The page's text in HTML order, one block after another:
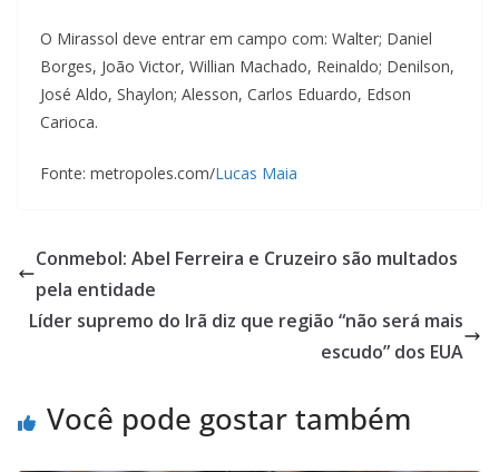
O Mirassol deve entrar em campo com: Walter; Daniel
Borges, João Victor, Willian Machado, Reinaldo; Denilson,
José Aldo, Shaylon; Alesson, Carlos Eduardo, Edson
Carioca.
Fonte: metropoles.com/Lucas Maia
Conmebol: Abel Ferreira e Cruzeiro são multados
pela entidade
Líder supremo do Irã diz que região “não será mais
escudo” dos EUA
Você pode gostar também